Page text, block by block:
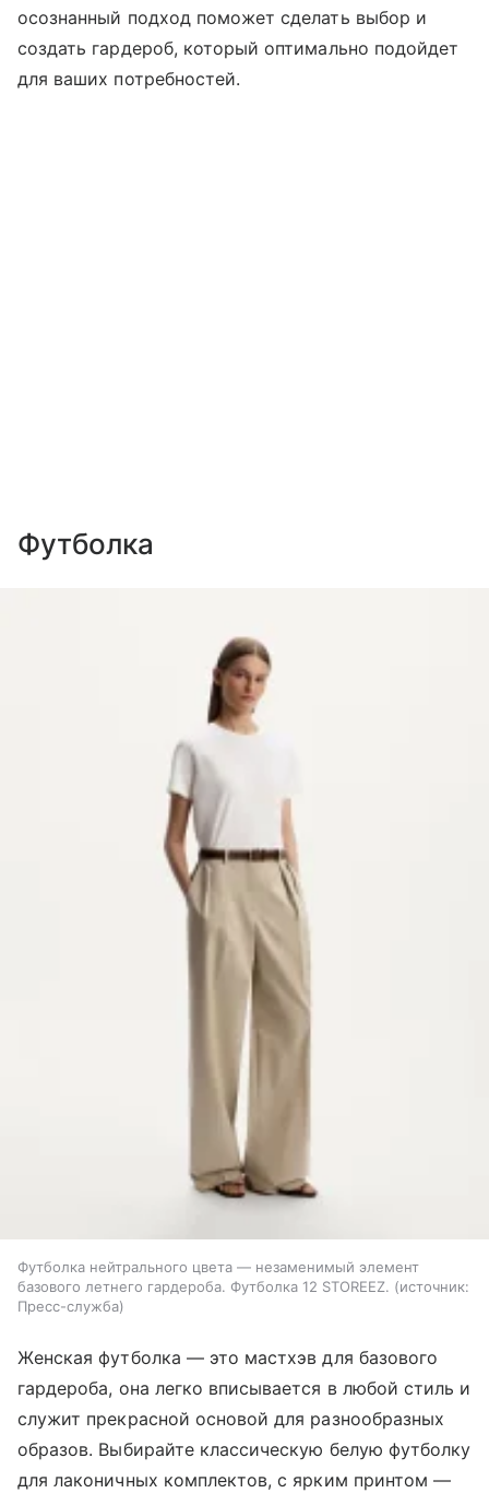
осознанный подход поможет сделать выбор и
создать гардероб, который оптимально подойдет
для ваших потребностей.
Футболка
Футболка нейтрального цвета — незаменимый элемент
базового летнего гардероба. Футболка 12 STOREEZ.
источник:
Пресс-служба
Женская футболка — это мастхэв для базового
гардероба, она легко вписывается в любой стиль и
служит прекрасной основой для разнообразных
образов. Выбирайте классическую белую футболку
для лаконичных комплектов, с ярким принтом —